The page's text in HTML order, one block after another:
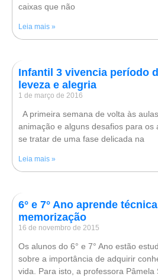
caixas que não
Leia mais »
Infantil 3 vivencia período
leveza e alegria
1 de março de 2016
A primeira semana de volta às
animação e alguns desafios para os
se tratar de uma fase delicada na
Leia mais »
6° e 7° Ano aprende
memorização
16 de novembro de 2015
Os alunos do 6° e 7° Ano estão
sobre a importância de adquirir
vida. Para isto, a professora Pâmela